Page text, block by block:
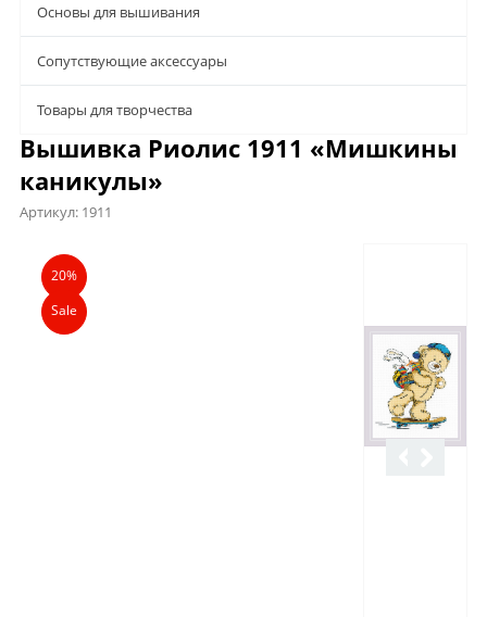
Основы для вышивания
Сопутствующие аксессуары
Товары для творчества
Вышивка Риолис 1911 «Мишкины
каникулы»
Артикул: 1911
Описание
20%
Sale